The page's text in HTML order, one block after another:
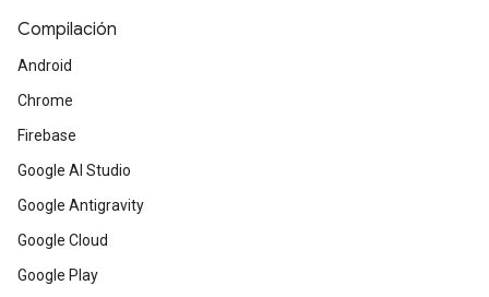
Compilación
Android
Chrome
Firebase
Google AI Studio
Google Antigravity
Google Cloud
Google Play